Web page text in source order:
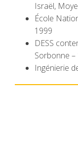
Israël,
École
1999
DESS
Sorbonne –
Ingénierie